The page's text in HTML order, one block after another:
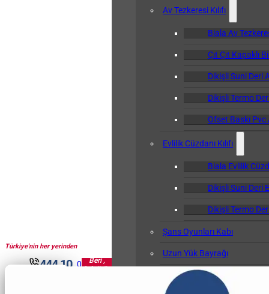
Türkiye'nin her yerinden
444 10 0
Beri ,
Sektörün
Av Tezkeresi Kılıfı
Biala Av
Çıt Çıt Kapaklı
Dikişli Suni Deri
Dikişli Termo
Ofset Baskı Pvc
Evlilik Cüzdanı Kılıfı
Biala Evlilik
Dikişli Suni Deri
Dikişli Termo
Şans Oyunları Kabı
Uzun Yük Bayrağı
Klasör